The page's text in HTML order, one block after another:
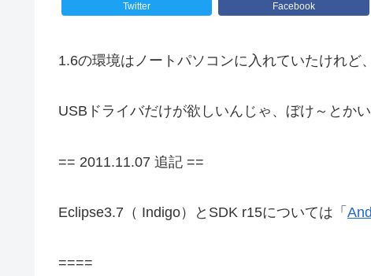
Twitter Facebook
1.6の環境はノートパソコンに入れていたけれ
USBドライバだけが欲しいんじゃ、ぼけ～とかい
== 2011.11.07 追記 ==
Eclipse3.7（ Indigo）とSDK r15については「
====